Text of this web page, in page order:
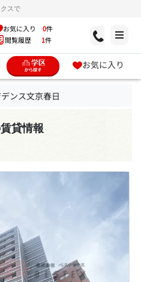
スで
お気に入り 0件
閲覧履歴 1件
お気に入り
デンス文京春日
貸情報